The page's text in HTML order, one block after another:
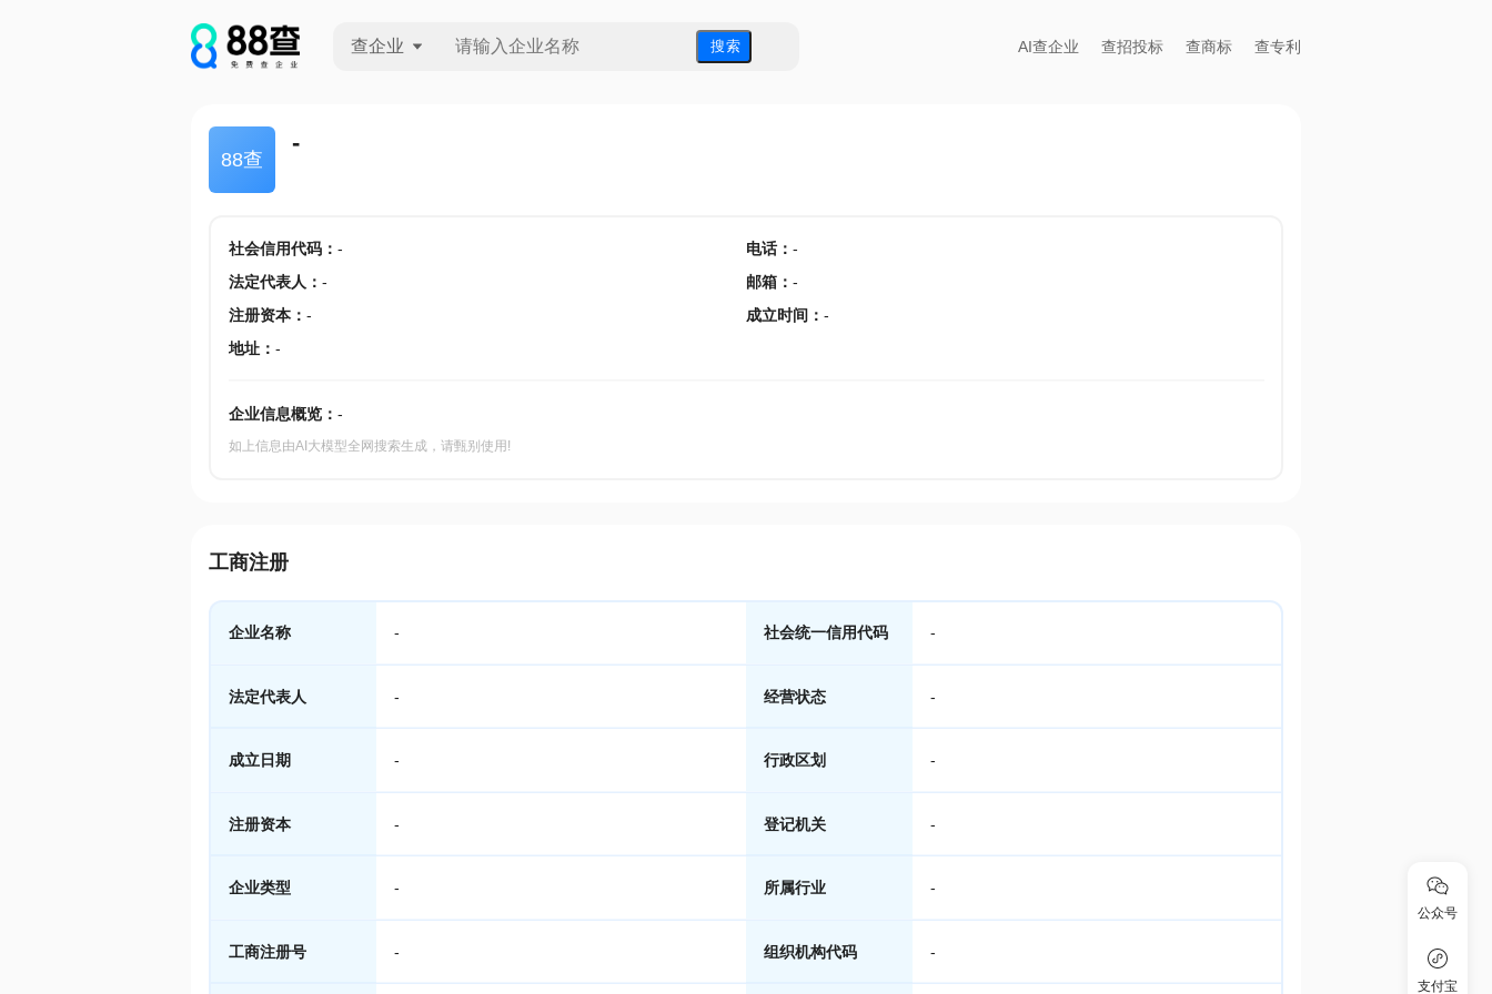
查企业 搜 索 AI查企业 查招投标 查商标 查专利
88查
-
社会信用代码： - 电话： -
法定代表人 ： - 邮箱 ： -
注册资本： - 成立时间 ： -
地址： -
企业信息概览： -
如上信息由AI大模型全网搜索生成，请甄别使用!
工商注册
企业名称 - 社会统一信用代码 -
法定代表人 - 经营状态 -
成立日期 - 行政区划 -
注册资本 - 登记机关 -
企业类型 - 所属行业 -
工商注册号 - 组织机构代码 -
公众号
支付宝